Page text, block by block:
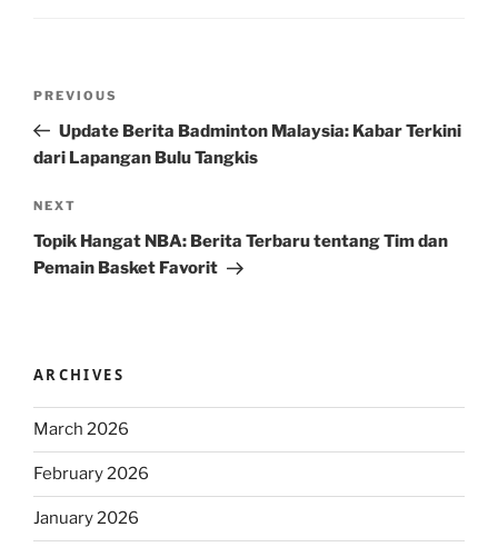
Previous
Post
PREVIOUS
Update Berita Badminton Malaysia: Kabar Terkini
dari Lapangan Bulu Tangkis
Next
Post
NEXT
Topik Hangat NBA: Berita Terbaru tentang Tim dan
Pemain Basket Favorit
ARCHIVES
March 2026
February 2026
January 2026